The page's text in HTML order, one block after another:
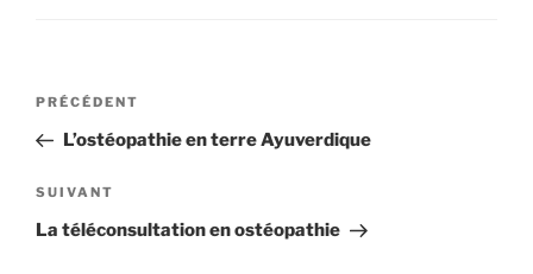
Navigation
l’article
Article
précédent
PRÉCÉDENT
L’ostéopathie en terre Ayuverdique
Article
suivant
SUIVANT
La téléconsultation en ostéopathie